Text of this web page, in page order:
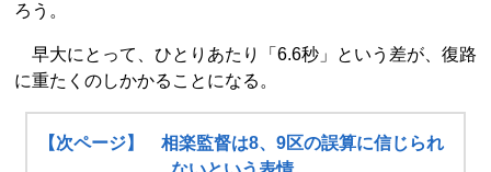
ろう。
早大にとって、ひとりあたり「6.6秒」という差が、復路
に重たくのしかかることになる。
【次ページ】 相楽監督は8、9区の誤算に信じられ